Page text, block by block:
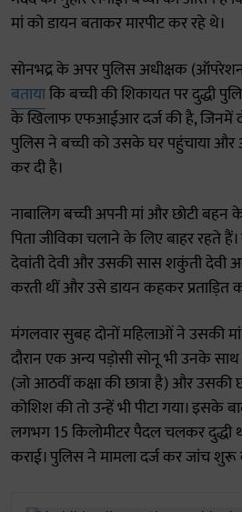
मां को डायन बताकर मारपीट कर रहे थे।
सोनभद्र के अपर पुलिस अधीक्षक (ऑपरेशन)
बतायाकि बच्ची की शिकायत पर दुद्धी
के खिलाफ एफआईआर दर्ज की है, जिनमें
पुलिस ने बच्ची को उसके घर पहुंचाया
कर दी है।
नाबालिग बच्ची अपनी मां और छोटी
पिता जीविका चलाने के लिए बाहर रहते
देवांती देवी और उसकी सास शकुंती देवी
करती थीं और उसे डायन कहकर प्रताड़ित
मंगलवार सुबह दोनों महिलाओं ने उसकी
दौरान एक अन्य पड़ोसी सोनू भी उनके
(जो आठवीं कक्षा की छात्रा है) और उसकी
कोशिश की तो उन्हें भी पीटा गया। इसके
लगभग 15 किलोमीटर पैदल चलकर दुद्धी
कराई। पुलिस ने मामला दर्ज कर जांच शुरू